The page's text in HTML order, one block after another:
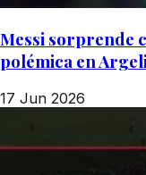
Messi sorprende
polémica en
17 Jun 2026